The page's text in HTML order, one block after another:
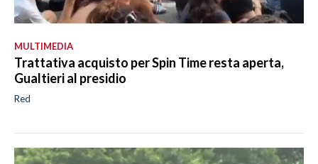
MULTIMEDIA
Trattativa acquisto per Spin Time resta aperta,
Gualtieri al presidio
Red